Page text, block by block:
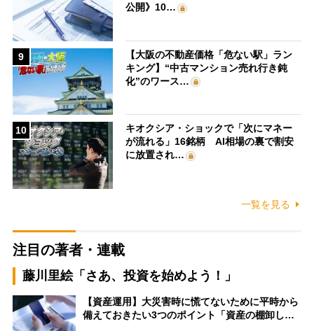
公開》10…
9
【大阪の不動産価格「危ない駅」ラン
キング】“中古マンション売れ行き鈍
化”のワース…
10
キオクシア・ショックで「次にマネー
が流れる」16銘柄 AI相場の裏で割安
に放置され…
一覧を見る
注目の著者・連載
藤川里絵「さあ、投資を始めよう！」
【資産運用】大災害時に慌てないために平時から
備えておきたい3つのポイント「資産の棚卸し…